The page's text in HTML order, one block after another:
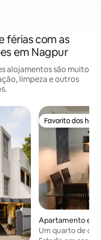
férias com as
em Nagpur
alojamentos são muito
limpeza e outros
Favorito dos
Favorito dos
Apartamento em
Um quarto de